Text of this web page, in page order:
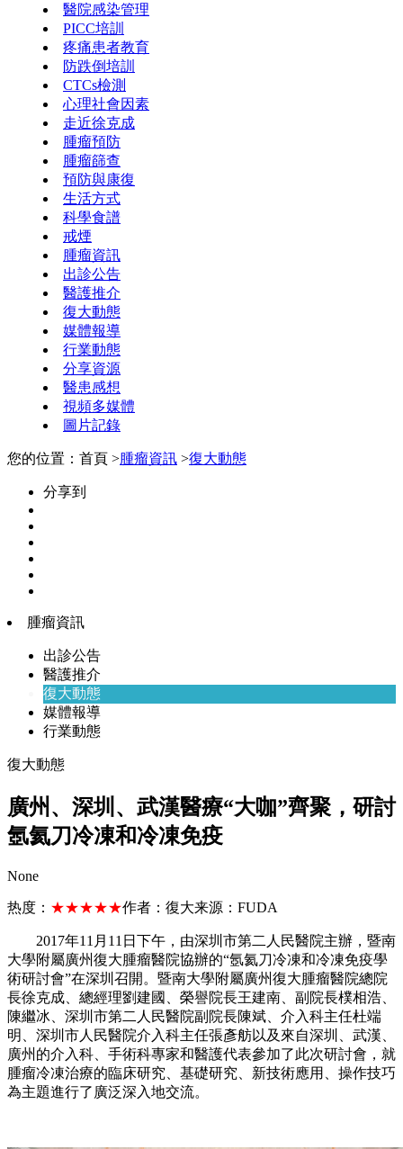
醫院感染管理
PICC培訓
疼痛患者教育
防跌倒培訓
CTCs檢測
心理社會因素
走近徐克成
腫瘤預防
腫瘤篩查
預防與康復
生活方式
科學食譜
戒煙
腫瘤資訊
出診公告
醫護推介
復大動態
媒體報導
行業動態
分享資源
醫患感想
視頻多媒體
圖片記錄
您的位置：首頁 >腫瘤資訊 >復大動態
分享到
腫瘤資訊
出診公告
醫護推介
復大動態
媒體報導
行業動態
復大動態
廣州、深圳、武漢醫療“大咖”齊聚，研討
氬氦刀冷凍和冷凍免疫
None
热度： ★★★★★作者： 復大来源： FUDA
2017年11月11日下午，由深圳市第二人民醫院主辦，暨南
大學附屬廣州復大腫瘤醫院協辦的“氬氦刀冷凍和冷凍免疫學
術研討會”在深圳召開。暨南大學附屬廣州復大腫瘤醫院總院
長徐克成、總經理劉建國、榮譽院長王建南、副院長樸相浩、
陳繼冰、深圳市第二人民醫院副院長陳斌、介入科主任杜端
明、深圳市人民醫院介入科主任張彥舫以及來自深圳、武漢、
廣州的介入科、手術科專家和醫護代表參加了此次研討會，就
腫瘤冷凍治療的臨床研究、基礎研究、新技術應用、操作技巧
為主題進行了廣泛深入地交流。